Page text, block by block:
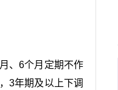
、6个月定期不作
3年期及以上下调